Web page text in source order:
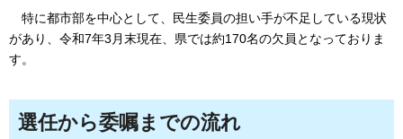
特に都市部を中心として、民生委員の担い手が不足している現状
があり、令和7年3月末現在、県では約170名の欠 員となっておりま
す。
選任から委嘱までの流れ